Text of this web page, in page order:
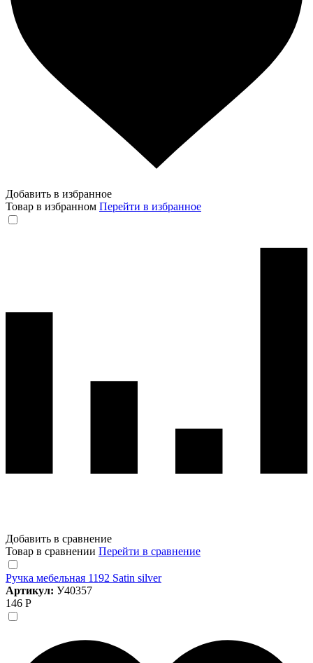
Добавить в избранное
Товар в избранном Перейти в избранное
Добавить в сравнение
Товар в сравнении Перейти в сравнение
Ручка мебельная 1192 Satin silver
Артикул: У40357
146 Р